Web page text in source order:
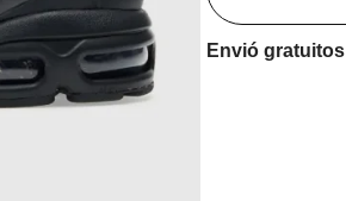
Envió gratuitos